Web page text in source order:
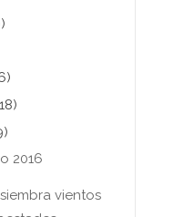
2016
vientos